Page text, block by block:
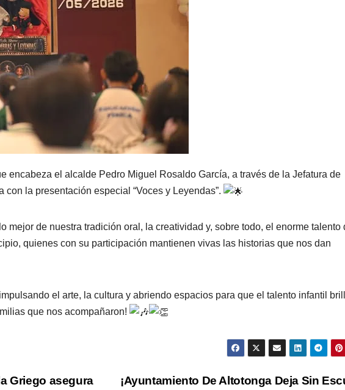
encabeza el alcalde Pedro Miguel Rosaldo García, a través de la Jefatura de
la presentación especial “Voces y Leyendas”.
mejor de nuestra tradición oral, la creatividad y, sobre todo, el enorme talento
quienes con su participación mantienen vivas las historias que nos dan
el arte, la cultura y abriendo espacios para que el talento infantil
que nos acompañaron!
¡Ayuntamiento De Altotonga Deja Sin
Griego asegura